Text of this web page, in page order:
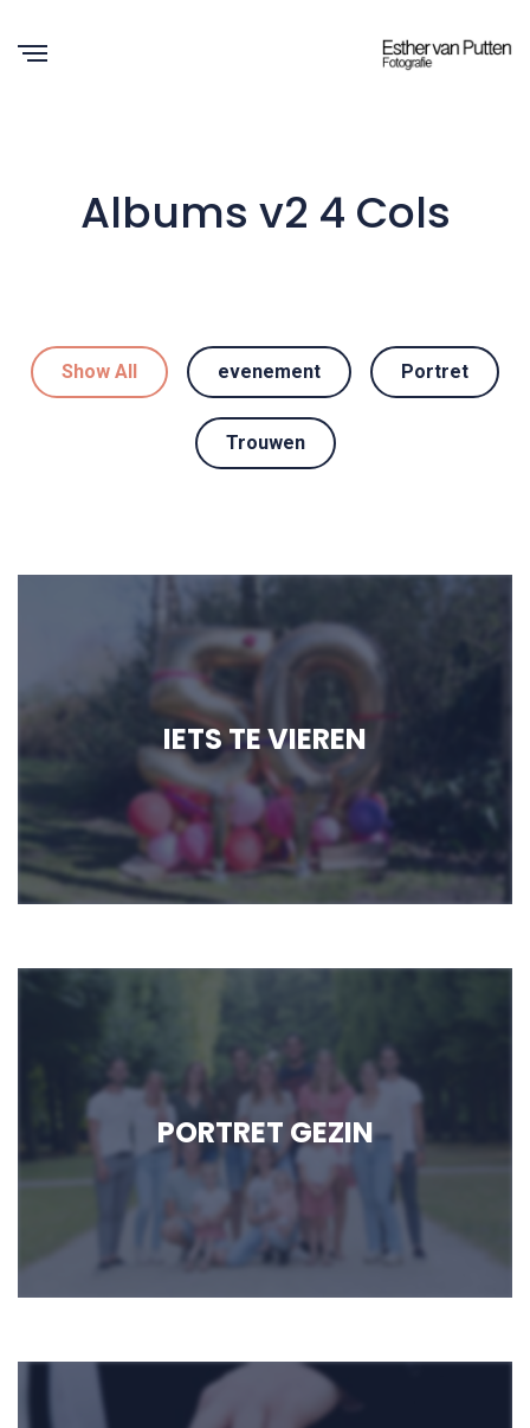
Albums v2 4 Cols
Show All evenement Portret
Trouwen
IETS TE VIEREN
PORTRET GEZIN